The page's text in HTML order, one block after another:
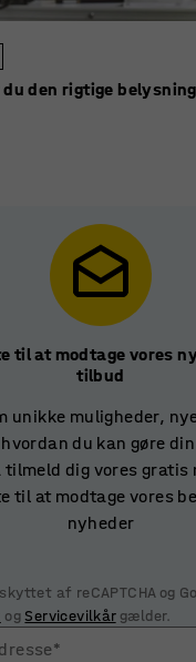
den rigtige
til at modtage vores
tilbud
unikke muligheder,
du kan gøre
tilmeld dig vores gratis
til at modtage vores
nyheder
af reCAPTCHA og
og Servicevilkårgælder.